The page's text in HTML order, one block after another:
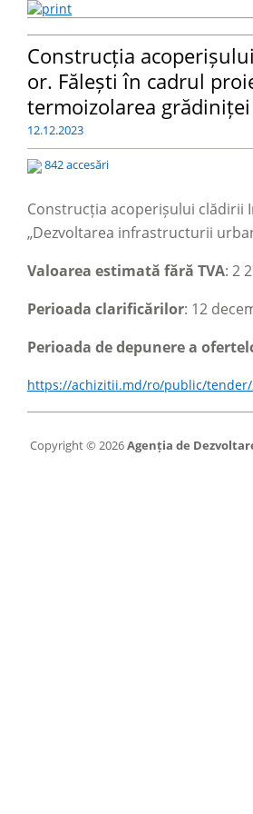
Construcția
or. Fălești în cadrul
termoizolarea
12.12.2023
842 accesări
Construcția acoperișului clădirii
„Dezvoltarea infrastructurii
Valoarea estimată fără TVA: 2
Perioada clarificărilor: 12
Perioada de depunere a
https://achizitii.md/ro/public/tender/
Copyright © 2026Agenția de